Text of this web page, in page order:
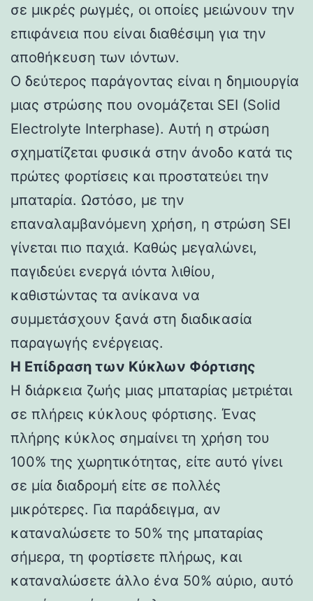
σε μικρές ρωγμές, οι οποίες μειώνουν την
επιφάνεια που είναι διαθέσιμη για την
αποθήκευση των ιόντων.
Ο δεύτερος παράγοντας είναι η δημιουργία
μιας στρώσης που ονομάζεται SEI (Solid
Electrolyte Interphase). Αυτή η στρώση
σχηματίζεται φυσικά στην άνοδο κατά τις
πρώτες φορτίσεις και προστατεύει την
μπαταρία. Ωστόσο, με την
επαναλαμβανόμενη χρήση, η στρώση SEI
γίνεται πιο παχιά. Καθώς μεγαλώνει,
παγιδεύει ενεργά ιόντα λιθίου,
καθιστώντας τα ανίκανα να
συμμετάσχουν ξανά στη διαδικασία
παραγωγής ενέργειας.
Η Επίδραση των Κύκλων Φόρτισης
Η διάρκεια ζωής μιας μπαταρίας μετριέται
σε πλήρεις κύκλους φόρτισης. Ένας
πλήρης κύκλος σημαίνει τη χρήση του
100% της χωρητικότητας, είτε αυτό γίνει
σε μία διαδρομή είτε σε πολλές
μικρότερες. Για παράδειγμα, αν
καταναλώσετε το 50% της μπαταρίας
σήμερα, τη φορτίσετε πλήρως, και
καταναλώσετε άλλο ένα 50% αύριο, αυτό